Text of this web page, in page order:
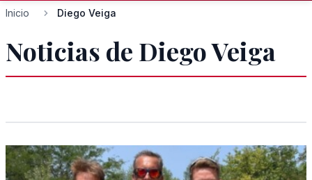
Inicio Diego Veiga
Noticias de Diego Veiga